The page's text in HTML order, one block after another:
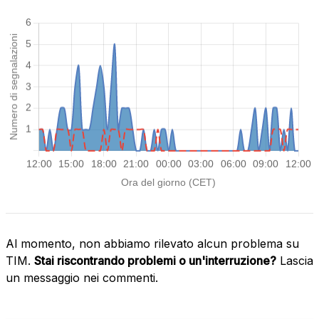
Al momento, non abbiamo rilevato alcun problema su
TIM. Stai riscontrando problemi o un'interruzione? Lascia
un messaggio nei commenti.